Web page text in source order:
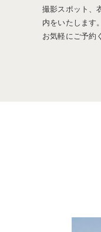
撮影スポット、
内をいたします
お気軽にご予約